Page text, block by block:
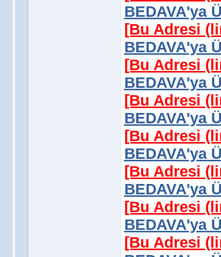
BEDAVA'ya
[Bu Adresi
BEDAVA'ya
[Bu Adresi
BEDAVA'ya
[Bu Adresi
BEDAVA'ya
[Bu Adresi
BEDAVA'ya
[Bu Adresi
BEDAVA'ya
[Bu Adresi
BEDAVA'ya
[Bu Adresi